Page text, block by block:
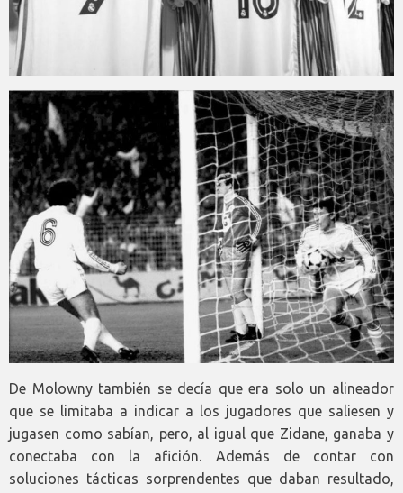
De Molowny también se decía que era solo un alineador
que se limitaba a indicar a los jugadores que saliesen y
jugasen como sabían, pero, al igual que Zidane, ganaba y
conectaba con la afición. Además de contar con
soluciones tácticas sorprendentes que daban resultado,